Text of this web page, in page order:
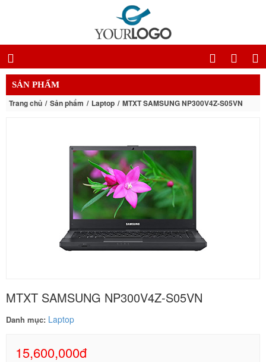
SẢN PHẨM
Trang chủ Sản phẩm Laptop MTXT SAMSUNG NP300V4Z-S05VN
MTXT SAMSUNG NP300V4Z-S05VN
Danh mục: Laptop
15,600,000đ